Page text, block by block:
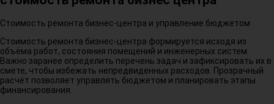
Стоимость ремонта бизнес-центра и управление бюджетом
Стоимость ремонта бизнес-центра формируется исходя из
объёма работ, состояния помещений и инженерных систем.
Важно заранее определить перечень задач и зафиксировать их в
смете, чтобы избежать непредвиденных расходов. Прозрачный
расчёт позволяет управлять бюджетом и планировать этапы
финансирования.